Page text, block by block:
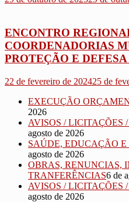
ENCONTRO
COORDENADORIAS
PROTEÇÃO E
22 de fevereiro de 202425 de
EXECUÇÃO
2026
AVISOS / LICITAÇÕES
agosto de 2026
SAÚDE, EDUCAÇÃO
agosto de 2026
OBRAS, RENUNCIAS,
TRANFERÊNCIAS6 de
AVISOS / LICITAÇÕES
agosto de 2026